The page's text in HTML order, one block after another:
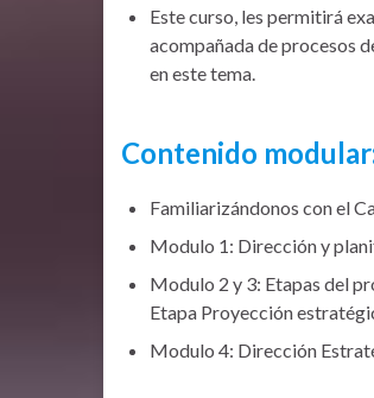
Este curso, les permitirá
acompañada de procesos
en este tema.
Contenido
Familiarizándonos con el
Modulo 1: Dirección y
Modulo 2 y 3: Etapas del
Etapa Proyección
Modulo 4: Dirección